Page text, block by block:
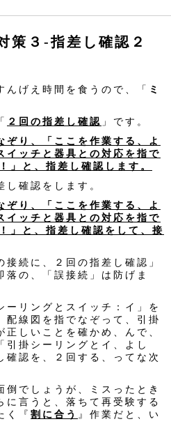
策３‐指差し確認２
げえ時間を食うので、「 ミ
２回の指差し確認 」です。
ぞり、「ここを作業する、よ
イッチと器具との対応を指で
」と、指差し確認します。
確認をします。
ぞり、「ここを作業する、よ
イッチと器具との対応を指で
」と、指差し確認をして、接
続に、２回の指差し確認」
落の、「誤接続」は防げま
リングとスイッチ：イ」を
配線図を指でなぞって、引掛
しいことを確かめ、んで、
引掛シーリングとイ、よし
確認を、２回する、ってな次
でしょうが、ミスったとき
に言うと、落ちて再受験する
く『 割に合う 』作業だと、い